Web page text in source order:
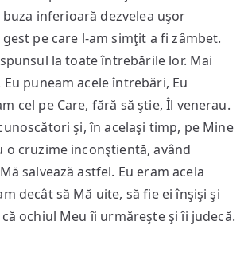
inferioară dezvelea uşor
pe care l-am simţit a fi zâmbet.
la toate întrebările lor. Mai
puneam acele întrebări, Eu
cel pe Care, fără să ştie, Îl venerau.
şi, în acelaşi timp, pe Mine
o cruzime inconştientă, având
salvează astfel. Eu eram acela
decât să Mă uite, să fie ei înşişi şi
ochiul Meu îi urmăreşte şi îi judecă.